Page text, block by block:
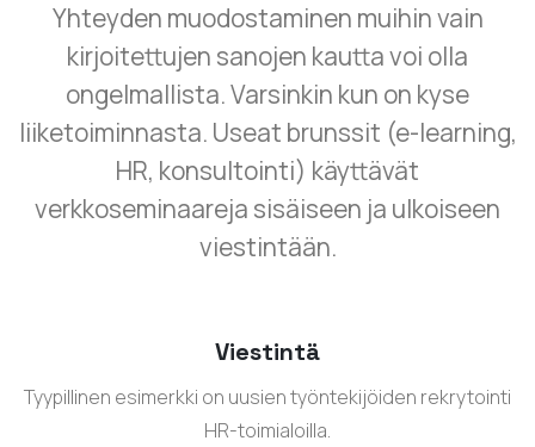
Yhteyden muodostaminen muihin vain
kirjoitettujen sanojen kautta voi olla
ongelmallista. Varsinkin kun on kyse
liiketoiminnasta. Useat brunssit (e-learning,
HR, konsultointi) käyttävät
verkkoseminaareja sisäiseen ja ulkoiseen
viestintään.
Viestintä
Tyypillinen esimerkki on uusien työntekijöiden rekrytointi
HR-toimialoilla.